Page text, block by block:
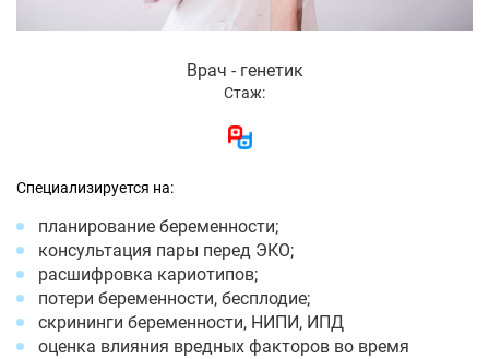
Врач - генетик
Стаж:
Специализируется на:
планирование беременности;
консультация пары перед ЭКО;
расшифровка кариотипов;
потери беременности, бесплодие;
скрининги беременности, НИПИ, ИПД
оценка влияния вредных факторов во время